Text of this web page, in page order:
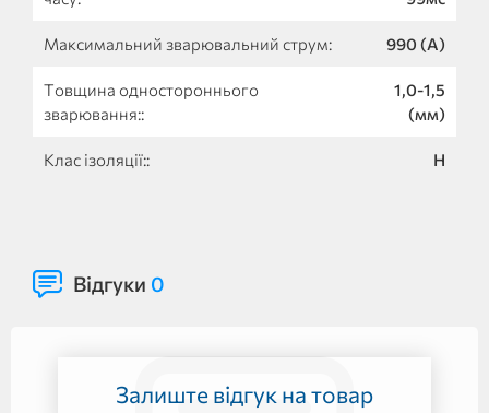
Максимальний зварювальний струм: 990 (А)
Товщина одностороннього
зварювання::
1,0-1,5
(мм)
Клас ізоляції:: Н
Відгуки 0
Залиште відгук на товар